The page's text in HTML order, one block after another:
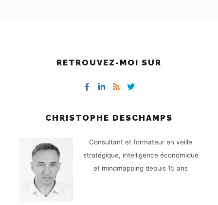
RETROUVEZ-MOI SUR
CHRISTOPHE DESCHAMPS
Consultant et formateur en veille
stratégique, intelligence économique
et mindmapping depuis 15 ans